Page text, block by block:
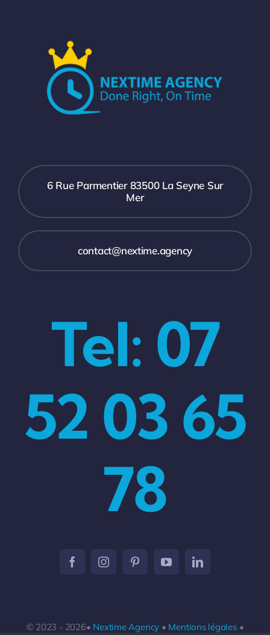
6 Rue Parmentier 83500 La Seyne Sur
Mer
contact@nextime.agency
Tel: 07
52 03 65
78
© 2023 - 2026• Nextime Agency • Mentions légales•